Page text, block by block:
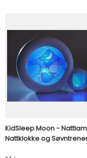
KidSleep Moon -
Nattklokke og